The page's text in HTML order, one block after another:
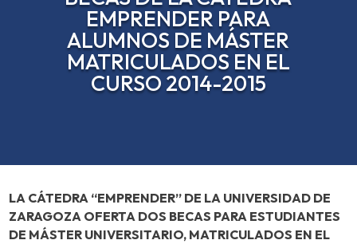
EMPRENDER PARA
ALUMNOS DE MÁSTER
MATRICULADOS EN EL
CURSO 2014-2015
LA CÁTEDRA “EMPRENDER” DE LA UNIVERSIDAD DE
ZARAGOZA OFERTA DOS BECAS PARA ESTUDIANTES
DE MÁSTER UNIVERSITARIO, MATRICULADOS EN EL